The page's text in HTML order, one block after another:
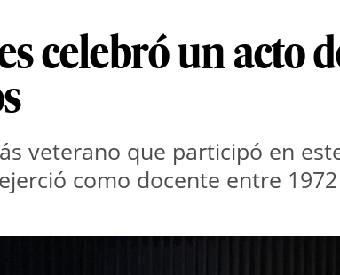
celebró un acto
veterano que participó en
como docente entre